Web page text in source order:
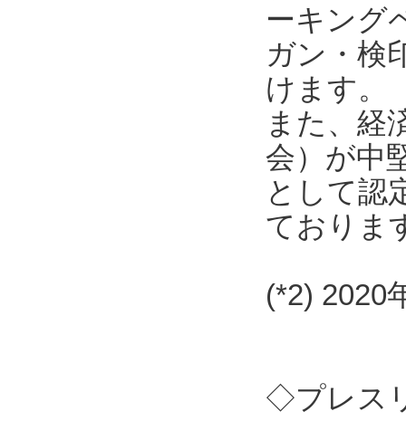
ーキング
ガン・検
けます。
また、経
会）が中
として認
ておりま
(*2) 2020
◇プレス